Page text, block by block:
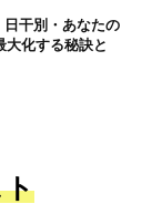
日干別・あなたの
大化する秘訣と